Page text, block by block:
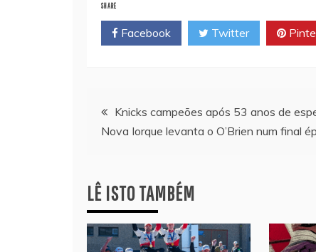
SHARE
Facebook Twitter
Navegação
artigos
Knicks campeões após 53 anos de
Nova Iorque levanta o O’Brien num final
LÊ ISTO TAMBÉM